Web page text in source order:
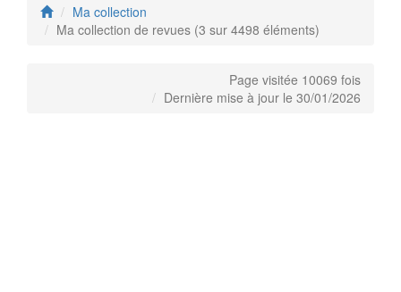
Ma collection
Ma collection de revues (3 sur 4498 éléments)
Page visitée 10069 fois
Dernière mise à jour le 30/01/2026